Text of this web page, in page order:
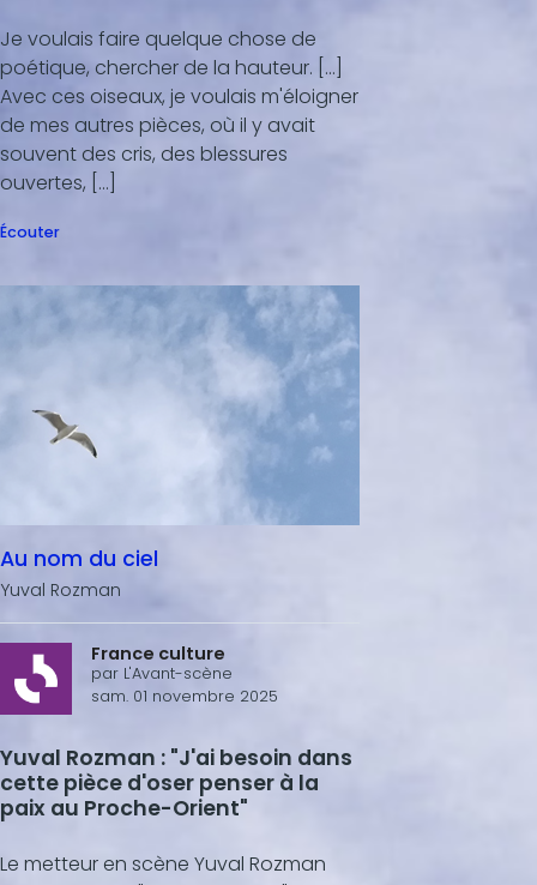
Je voulais faire quelque chose de
poétique, chercher de la hauteur. [...]
Avec ces oiseaux, je voulais m'éloigner
de mes autres pièces, où il y avait
souvent des cris, des blessures
ouvertes, [...]
Écouter
Au nom du ciel
Yuval Rozman
France culture
par L'Avant-scène
sam. 01 novembre 2025
Yuval Rozman : "J'ai besoin dans
cette pièce d'oser penser à la
paix au Proche-Orient"
Le metteur en scène Yuval Rozman